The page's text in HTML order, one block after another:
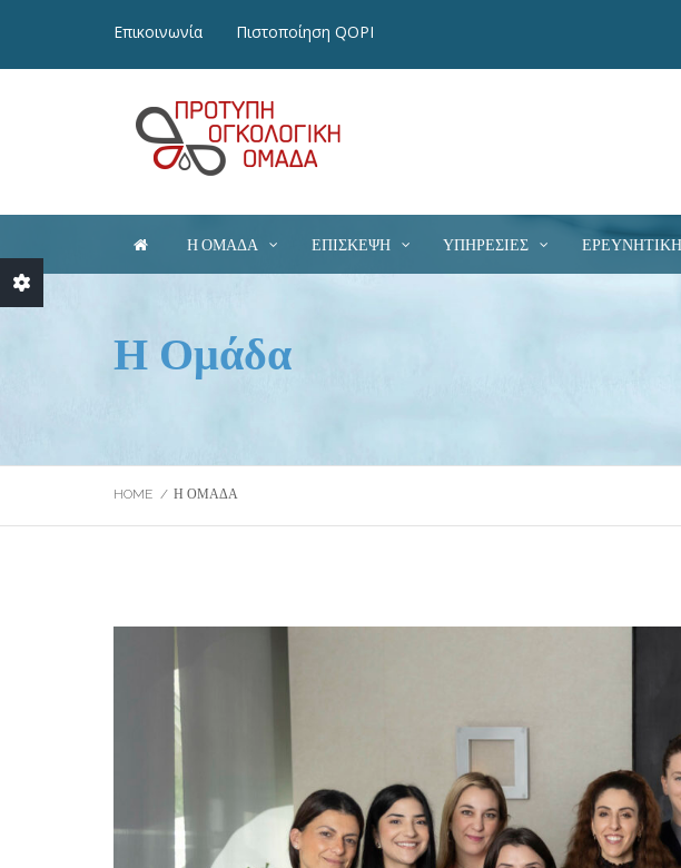
Επικοινωνία Πιστοποίηση QOPI
ΌΛΑ ΤΑ
** Παρακαλείστε να σημειώσετε ότι η ηλεκτρονική αίτηση κράτησης δεν
ογκολόγου. Το ραντεβού θα πραγματοποιηθεί το συντομότερο δυνατόν και
Η ΟΜΆΔΑ ΕΠΊΣΚΕΨΗ ΥΠΗΡΕΣΊΕΣ
Η Ομάδα
HOME Η ΟΜΆΔΑ